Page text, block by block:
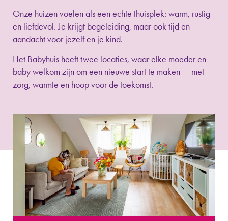
Onze huizen voelen als een echte thuisplek: warm, rustig
en liefdevol. Je krijgt begeleiding, maar ook tijd en
aandacht voor jezelf en je kind.
Het Babyhuis heeft twee locaties, waar elke moeder en
baby welkom zijn om een nieuwe start te maken — met
zorg, warmte en hoop voor de toekomst.